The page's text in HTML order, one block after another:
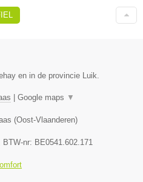
en in de provincie Luik.
Google maps ▼
(Oost-Vlaanderen)
BTW-nr: BE0541.602.171